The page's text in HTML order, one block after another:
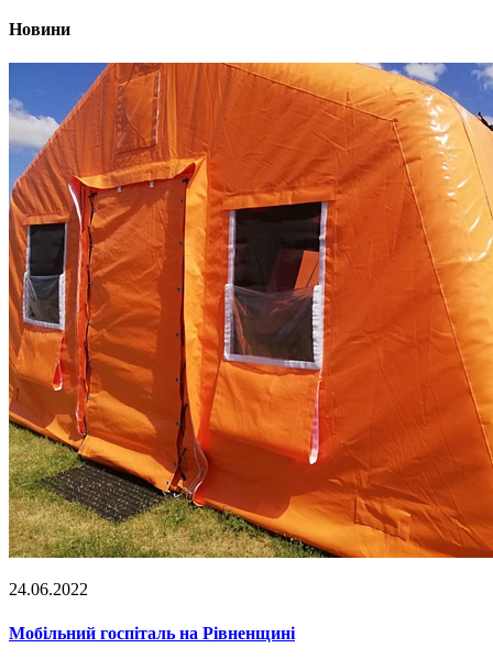
Новини
24.06.2022
Мобільний госпіталь на Рівненщині